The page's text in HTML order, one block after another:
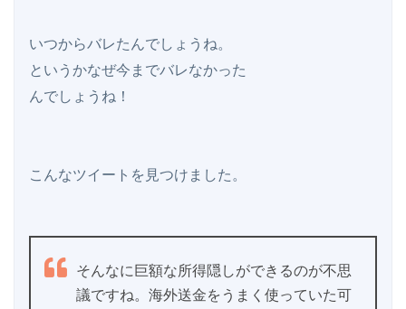
いつからバレたんでしょうね。
というかなぜ今までバレなかった
んでしょうね！
こんなツイートを見つけました。
そんなに巨額な所得隠しができるのが不思
議ですね。海外送金をうまく使っていた可